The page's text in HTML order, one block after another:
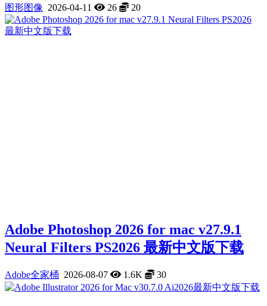
图形图像 2026-04-11 26 20
Adobe Photoshop 2026 for mac v27.9.1
Neural Filters PS2026 最新中文版下载
Adobe全家桶 2026-08-07 1.6K 30